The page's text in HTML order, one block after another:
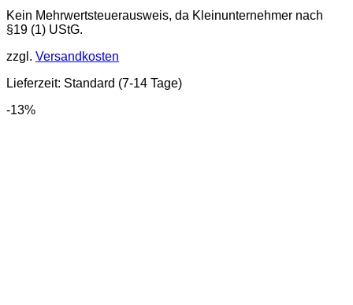
18,50 €16,65 €.
Produkt
weist
Varianten
Die
können
Kein Mehrwertsteuerausweis, da Kleinunternehmer nach
§19 (1) UStG.
zzgl. Versandkosten
Lieferzeit: Standard (7-14 Tage)
-13%